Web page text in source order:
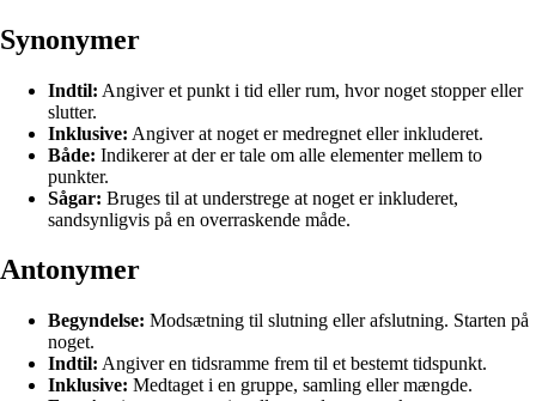
Synonymer
Indtil: Angiver et punkt i tid eller rum, hvor noget stopper eller
slutter.
Inklusive: Angiver at noget er medregnet eller inkluderet.
Både: Indikerer at der er tale om alle elementer mellem to
punkter.
Sågar: Bruges til at understrege at noget er inkluderet,
sandsynligvis på en overraskende måde.
Antonymer
Begyndelse: Modsætning til slutning eller afslutning. Starten på
noget.
Indtil: Angiver en tidsramme frem til et bestemt tidspunkt.
Inklusive: Medtaget i en gruppe, samling eller mængde.